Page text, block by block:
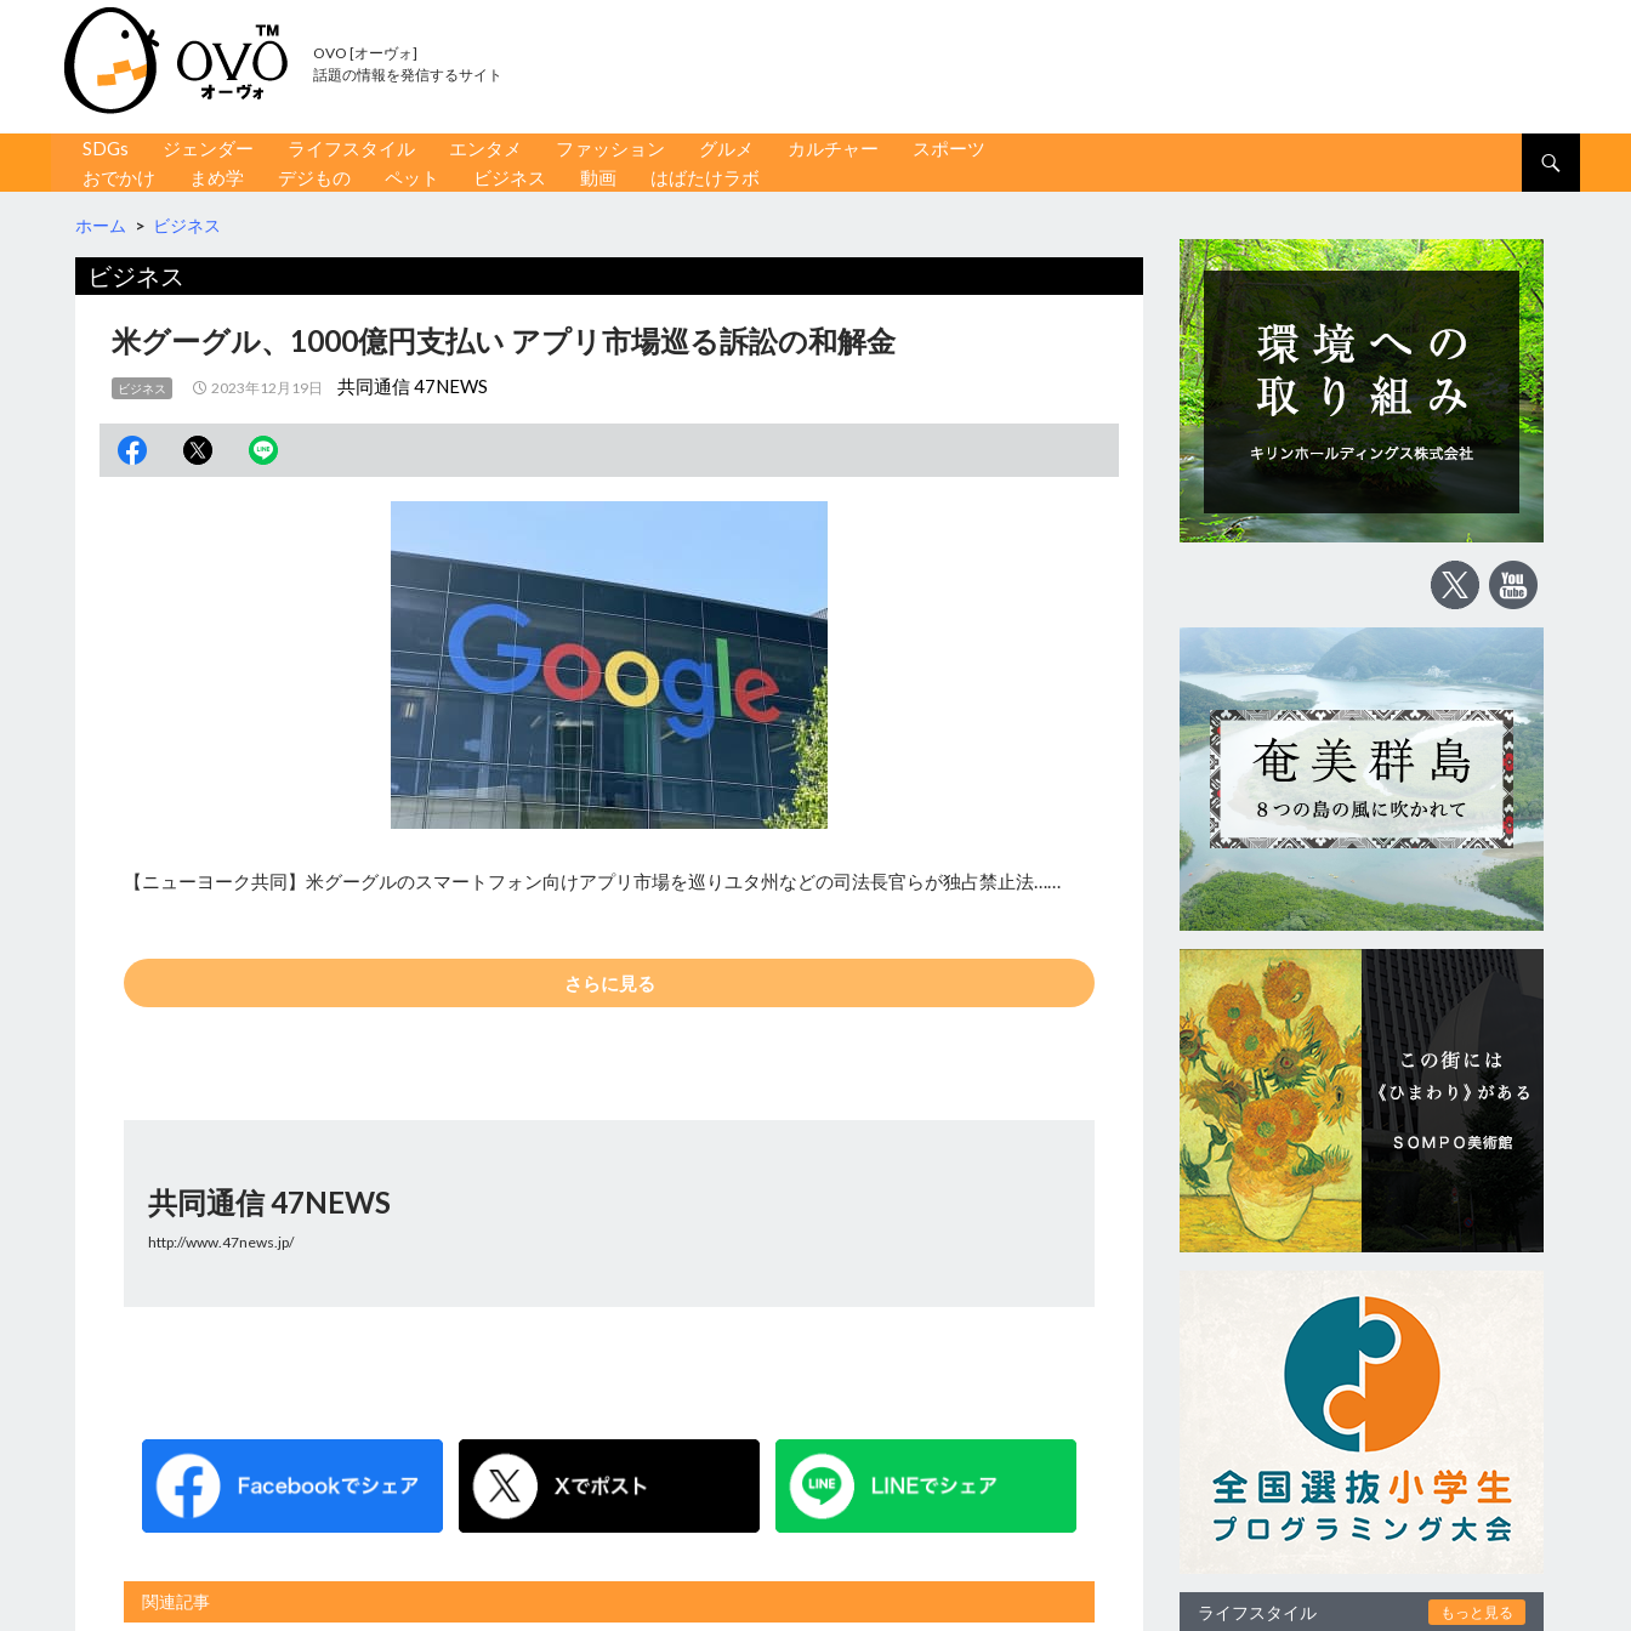
OVO [オーヴォ]
話題の情報を発信するサイト
コンテンツへ移動
SDGs ジェンダー ライフスタイル エンタメ ファッション グルメ カルチャー
スポーツ
おでかけ
まめ学 デジもの ペット ビジネス 動画 はばたけラボ
ホーム > ビジネス
ビジネス
米グーグル、1000億円支払い アプリ市場巡る訴訟の和解金
ビジネス 2023年12月19日 共同通信 47NEWS
【ニューヨーク共同】米グーグルのスマートフォン向けアプリ市場を巡りユタ州などの司法長官らが独占禁止法……
さらに見る
共同通信 47NEWS
http://www.47news.jp/
関連記事
ライフスタイル もっと見る